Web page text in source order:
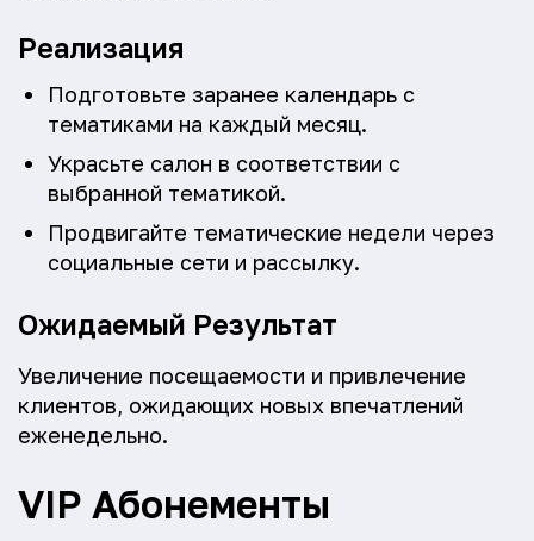
Реализация
Подготовьте заранее календарь с
тематиками на каждый месяц.
Украсьте салон в соответствии с
выбранной тематикой.
Продвигайте тематические недели через
социальные сети и рассылку.
Ожидаемый Результат
Увеличение посещаемости и привлечение
клиентов, ожидающих новых впечатлений
еженедельно.
VIP Абонементы